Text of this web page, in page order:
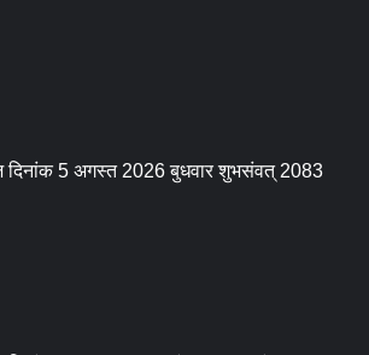
5 अगस्त 2026 बुधवार शुभसंवत् 2083